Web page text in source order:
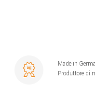
Made in
Produttore di